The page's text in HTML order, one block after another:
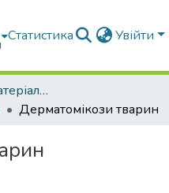
Статистика Увійти
Конференції та матеріали конференцій
Дерматомікози тварин